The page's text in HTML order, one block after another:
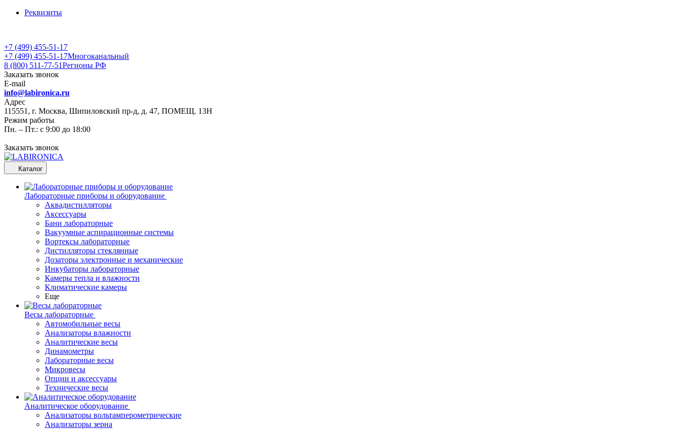
Реквизиты
+7 (499) 455-51-17
+7 (499) 455-51-17Многоканальный
8 (800) 511-77-51Регионы РФ
Заказать звонок
E-mail
info@labironica.ru
Адрес
115551, г. Москва, Шипиловский пр-д, д. 47, ПОМЕЩ. 13Н
Режим работы
Пн. – Пт.: с 9:00 до 18:00
Заказать звонок
Каталог
Лабораторные приборы и оборудование
Аквадистилляторы
Аксессуары
Бани лабораторные
Вакуумные аспирационные системы
Вортексы лабораторные
Дистилляторы стеклянные
Дозаторы электронные и механические
Инкубаторы лабораторные
Камеры тепла и влажности
Климатические камеры
Еще
Весы лабораторные
Автомобильные весы
Анализаторы влажности
Аналитические весы
Динамометры
Лабораторные весы
Микровесы
Опции и аксессуары
Технические весы
Аналитическое оборудование
Анализаторы вольтамперометрические
Анализаторы зерна